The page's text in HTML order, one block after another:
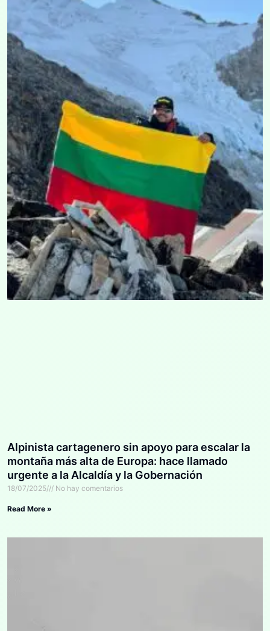
Alpinista cartagenero sin apoyo para escalar la
montaña más alta de Europa: hace llamado
urgente a la Alcaldía y la Gobernación
18/07/2025 No hay comentarios
Read More »